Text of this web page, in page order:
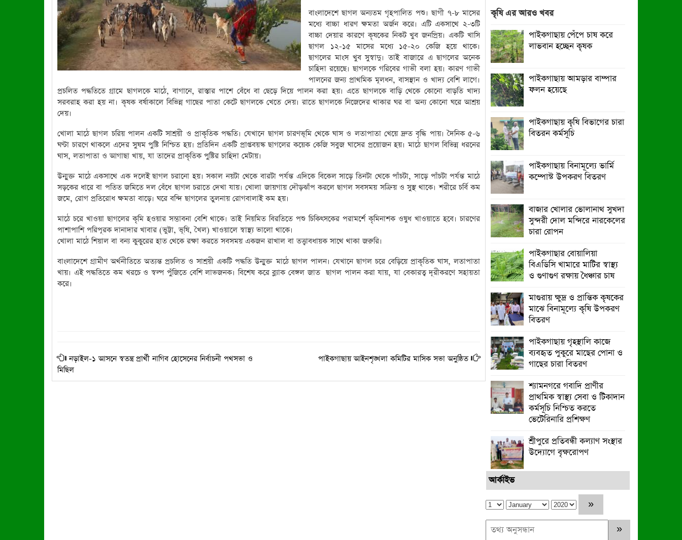
বাংলাদেশে ছাগল অন্যতম গৃহপালিত পশু। ছাগী ৭-৮ মাসের
মধ্যে বাচ্চা ধারণ ক্ষমতা অর্জন করে। এটি একসাথে ২-৩টি
বাচ্চা দেয়ার কারণে কৃষকের নিকট খুব জনপ্রিয়। একটি খাসি
ছাগল ১২-১৫ মাসের মধ্যে ১৫-২০ কেজি হয়ে থাকে।
ছাগলের মাংস খুব সুস্বাদু। তাই বাজারে এ ছাগলের অনেক
চাহিদা রয়েছে। ছাগলকে গরিবের গাভী বলা হয়। কারণ গাভী
পালনের জন্য প্রাথমিক মূলধন, বাসস্থান ও খাদ্য বেশি লাগে।
প্রচলিত পদ্ধতিতে গ্রামে ছাগলকে মাঠে, বাগানে, রাস্তার পাশে বেঁধে বা ছেড়ে দিয়ে পালন করা হয়। এতে ছাগলকে বাড়ি থেকে কোনো বাড়তি খাদ্য
সরবরাহ করা হয় না। কৃষক বর্ষাকালে বিভিন্ন গাছের পাতা কেটে ছাগলকে খেতে দেয়। রাতে ছাগলকে নিজেদের থাকার ঘর বা অন্য কোনো ঘরে আশ্রয়
দেয়।
খোলা মাঠে ছাগল চরিয় পালন একটি সাশ্রয়ী ও প্রাকৃতিক পদ্ধতি। যেখানে ছাগল চারণভূমি থেকে ঘাস ও লতাপাতা খেয়ে দ্রুত বৃদ্ধি পায়। দৈনিক ৫-৬
ঘণ্টা চারণে থাকলে এদের সুষম পুষ্টি নিশ্চিত হয়। প্রতিদিন একটি প্রাপ্তবয়স্ক ছাগলের কয়েক কেজি সবুজ ঘাসের প্রয়োজন হয়। মাঠে ছাগল বিভিন্ন ধরনের
ঘাস, লতাপাতা ও আগাছা খায়, যা তাদের প্রাকৃতিক পুষ্টির চাহিদা মেটায়।
উন্মুক্ত মাঠে একসাথে এক দলেই ছাগল চরানো হয়। সকাল নয়টা থেকে বারটা পর্যন্ত এদিকে বিকেল সাড়ে তিনটা থেকে পাঁচটা, সাড়ে পাঁচটা পর্যন্ত মাঠে
সড়কের ধারে বা পতিত জমিতে দল বেঁধে ছাগল চরাতে দেখা যায়। খোলা জায়গায় দৌড়ঝাঁপ করলে ছাগল সবসময় সক্রিয় ও সুস্থ থাকে। শরীরে চর্বি কম
জমে, রোগ প্রতিরোধ ক্ষমতা বাড়ে। ঘরে বন্দি ছাগলের তুলনায় রোগবালাই কম হয়।
মাঠে চরে খাওয়া ছাগলের কৃমি হওয়ার সম্ভাবনা বেশি থাকে। তাই নিয়মিত বিরতিতে পশু চিকিৎসকের পরামর্শে কৃমিনাশক ওষুধ খাওয়াতে হবে। চারণের
পাশাপাশি পরিপূরক দানাদার খাবার (ভুট্টা, ভূষি, খৈল) খাওয়ালে স্বাস্থ্য ভালো থাকে।
খোলা মাঠে শিয়াল বা বন্য কুকুরের হাত থেকে রক্ষা করতে সবসময় একজন রাখাল বা তত্ত্বাবধায়ক সাথে থাকা জরুরি।
বাংলাদেশে গ্রামীণ অর্থনীতিতে অত্যন্ত প্রচলিত ও সাশ্রয়ী একটি পদ্ধতি উন্মুক্ত মাঠে ছাগল পালন। যেখানে ছাগল চরে বেড়িয়ে প্রাকৃতিক ঘাস, লতাপাতা
খায়। এই পদ্ধতিতে কম খরচে ও স্বল্প পুঁজিতে বেশি লাভজনক। বিশেষ করে ব্ল্যাক বেঙ্গল জাত ছাগল পালন করা যায়, যা বেকারত্ব দূরীকরণে সহায়তা
করে।
নড়াইল-১ আসনে স্বতন্ত্র প্রার্থী নাগিব হোসেনের নির্বাচনী পথসভা ও
মিছিল
পাইকগাছায় আইনশৃঙ্খলা কমিটির মাসিক সভা অনুষ্ঠিত
নিত্য প্রয়োজনীয় দ্রব্যমূল্যের উর্ধ্বগতির
প্রতিবাদে মাগুরায় ১১দলীয় ঐক্য
জোটেরস্মারকলিপি প্রদান
মাগুরায় সাকিব আল হাসানের বাড়িতে
ভাঙচুর, পেট্রোল নিক্ষেপ ও অগ্নিসংযোগ
পাইকগাছায় শিক্ষার্থী ও গরীব-দুস্থদের
মাঝে সাইকেল-ভ্যান ও সেলাই মেশিন
বিতরণ
পাইকগাছায় জুলাই উদযাপন উপলক্ষে
বিএনপির আনন্দ মিছিল ও সমাবেশ
কৃষি এর আরও খবর
পাইকগাছায় পেঁপে চাষ করে
লাভবান হচ্ছেন কৃষক
পাইকগাছায় আমড়ার বাম্পার
ফলন হয়েছে
পাইকগাছায় কৃষি বিভাগের চারা
বিতরন কর্মসূচি
পাইকগাছায় বিনামূল্যে ভার্মি
কম্পোস্ট উপকরণ বিতরণ
বাজার খোলার ভোলানাথ সুখদা
সুন্দরী দোল মন্দিরে নারকেলের
চারা রোপন
পাইকগাছার বোয়ালিয়া
বিএডিসি খামারে মাটির স্বাস্থ্য
ও গুণাগুণ রক্ষায় ধৈঞ্চার চাষ
মাগুরায় ক্ষুদ্র ও প্রান্তিক কৃষকের
মাঝে বিনামূল্যে কৃষি উপকরণ
বিতরণ
পাইকগাছায় গৃহস্থালি কাজে
ব্যবহৃত পুকুরে মাছের পোনা ও
গাছের চারা বিতরণ
শ্যামনগরে গবাদি প্রাণীর
প্রাথমিক স্বাস্থ্য সেবা ও টিকাদান
কর্মসূচি নিশ্চিত করতে
ভেটেরিনারি প্রশিক্ষণ
শ্রীপুরে প্রতিবন্ধী কল্যাণ সংস্থার
উদ্যোগে বৃক্ষরোপণ
আর্কাইভ